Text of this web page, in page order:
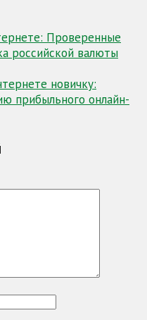
Проверенные
российской валюты
новичку:
прибыльного онлайн-